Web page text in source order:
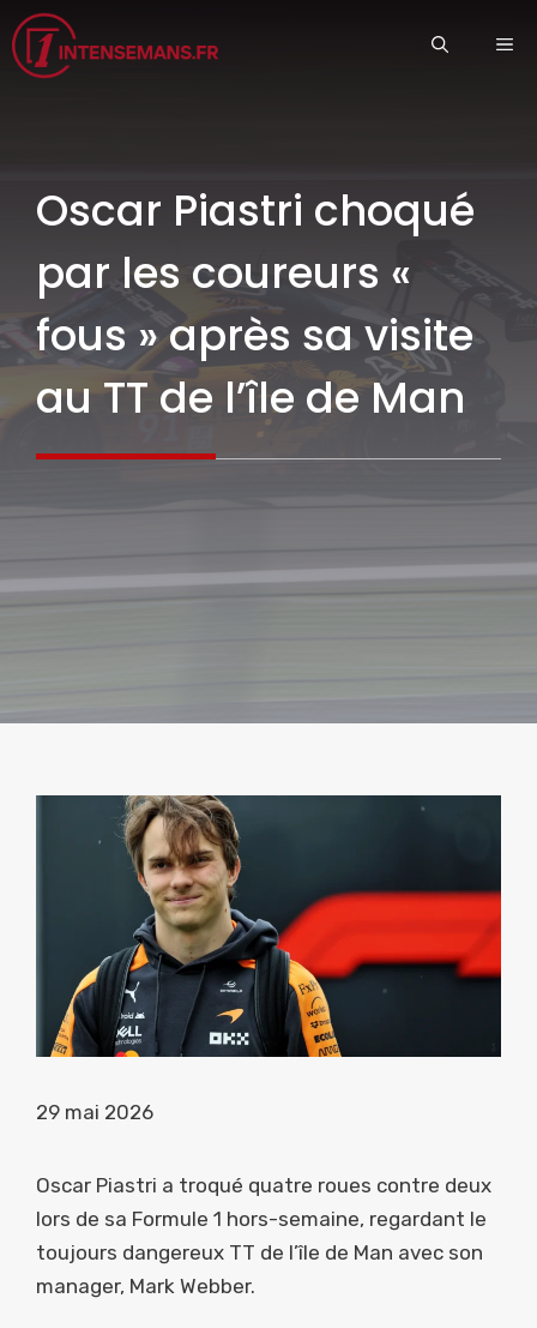
Aller
au
contenu
Oscar Piastri choqué
par les coureurs «
fous » après sa visite
au TT de l’île de Man
29 mai 2026
Oscar Piastri a troqué quatre roues contre deux
lors de sa Formule 1 hors-semaine, regardant le
toujours dangereux TT de l’île de Man avec son
manager, Mark Webber.